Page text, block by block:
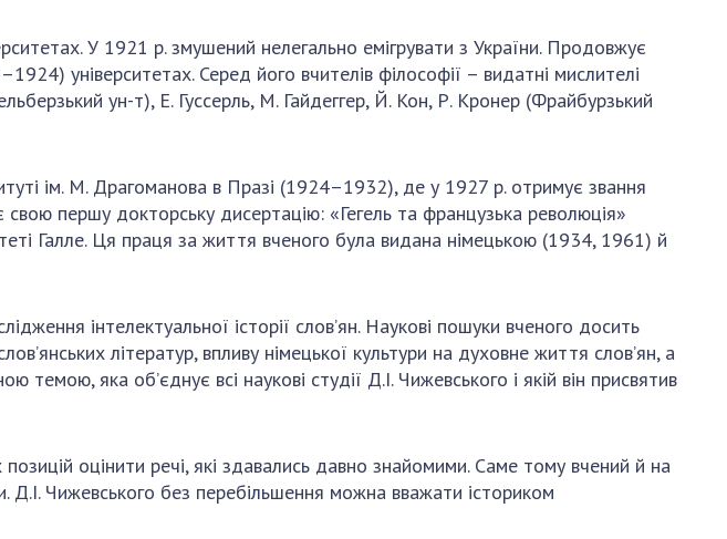
Підготовка наукових кадрів
Робота з молоддю
ЗАСІДАННЯ
ПРЕЗИДІЇ НАН
УКРАЇНИ
МЕДІА ПРО НАС
КОНТАКТИ
ПРОФСПІЛКА НАН
КАБІНЕТ
У 1921 р. змушений нелегально емігрувати з України. Продовжує
університетах. Серед його вчителів філософії – видатні мислителі
ун-т), Е. Гуссерль, М. Гайдеггер, Й. Кон, Р. Кронер (Фрайбурзький
ім. М. Драгоманова в Празі (1924–1932), де у 1927 р. отримує звання
першу докторську дисертацію: «Гегель та французька революція»
Галле. Ця праця за життя вченого була видана німецькою (1934, 1961) й
інтелектуальної історії слов’ян. Наукові пошуки вченого досить
літератур, впливу німецької культури на духовне життя слов’ян, а
темою, яка об’єднує всі наукові студії Д.І. Чижевського і якій він присвятив
оцінити речі, які здавались давно знайомими. Саме тому вчений й на
Д.І. Чижевського без перебільшення можна вважати істориком